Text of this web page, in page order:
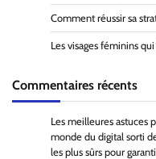
Comment réussir sa
Les visages féminins
Commentaires récents
Les meilleures astuces
monde du digital sorti
les plus sûrs pour